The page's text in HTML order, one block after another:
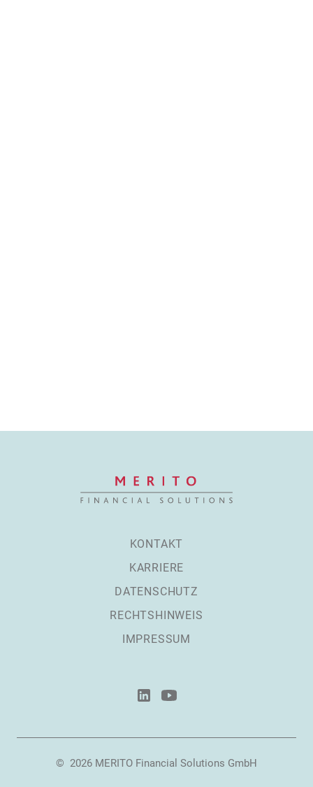
KONTAKT
KARRIERE
DATENSCHUTZ
RECHTSHINWEIS
IMPRESSUM
© 2026 MERITO Financial Solutions GmbH